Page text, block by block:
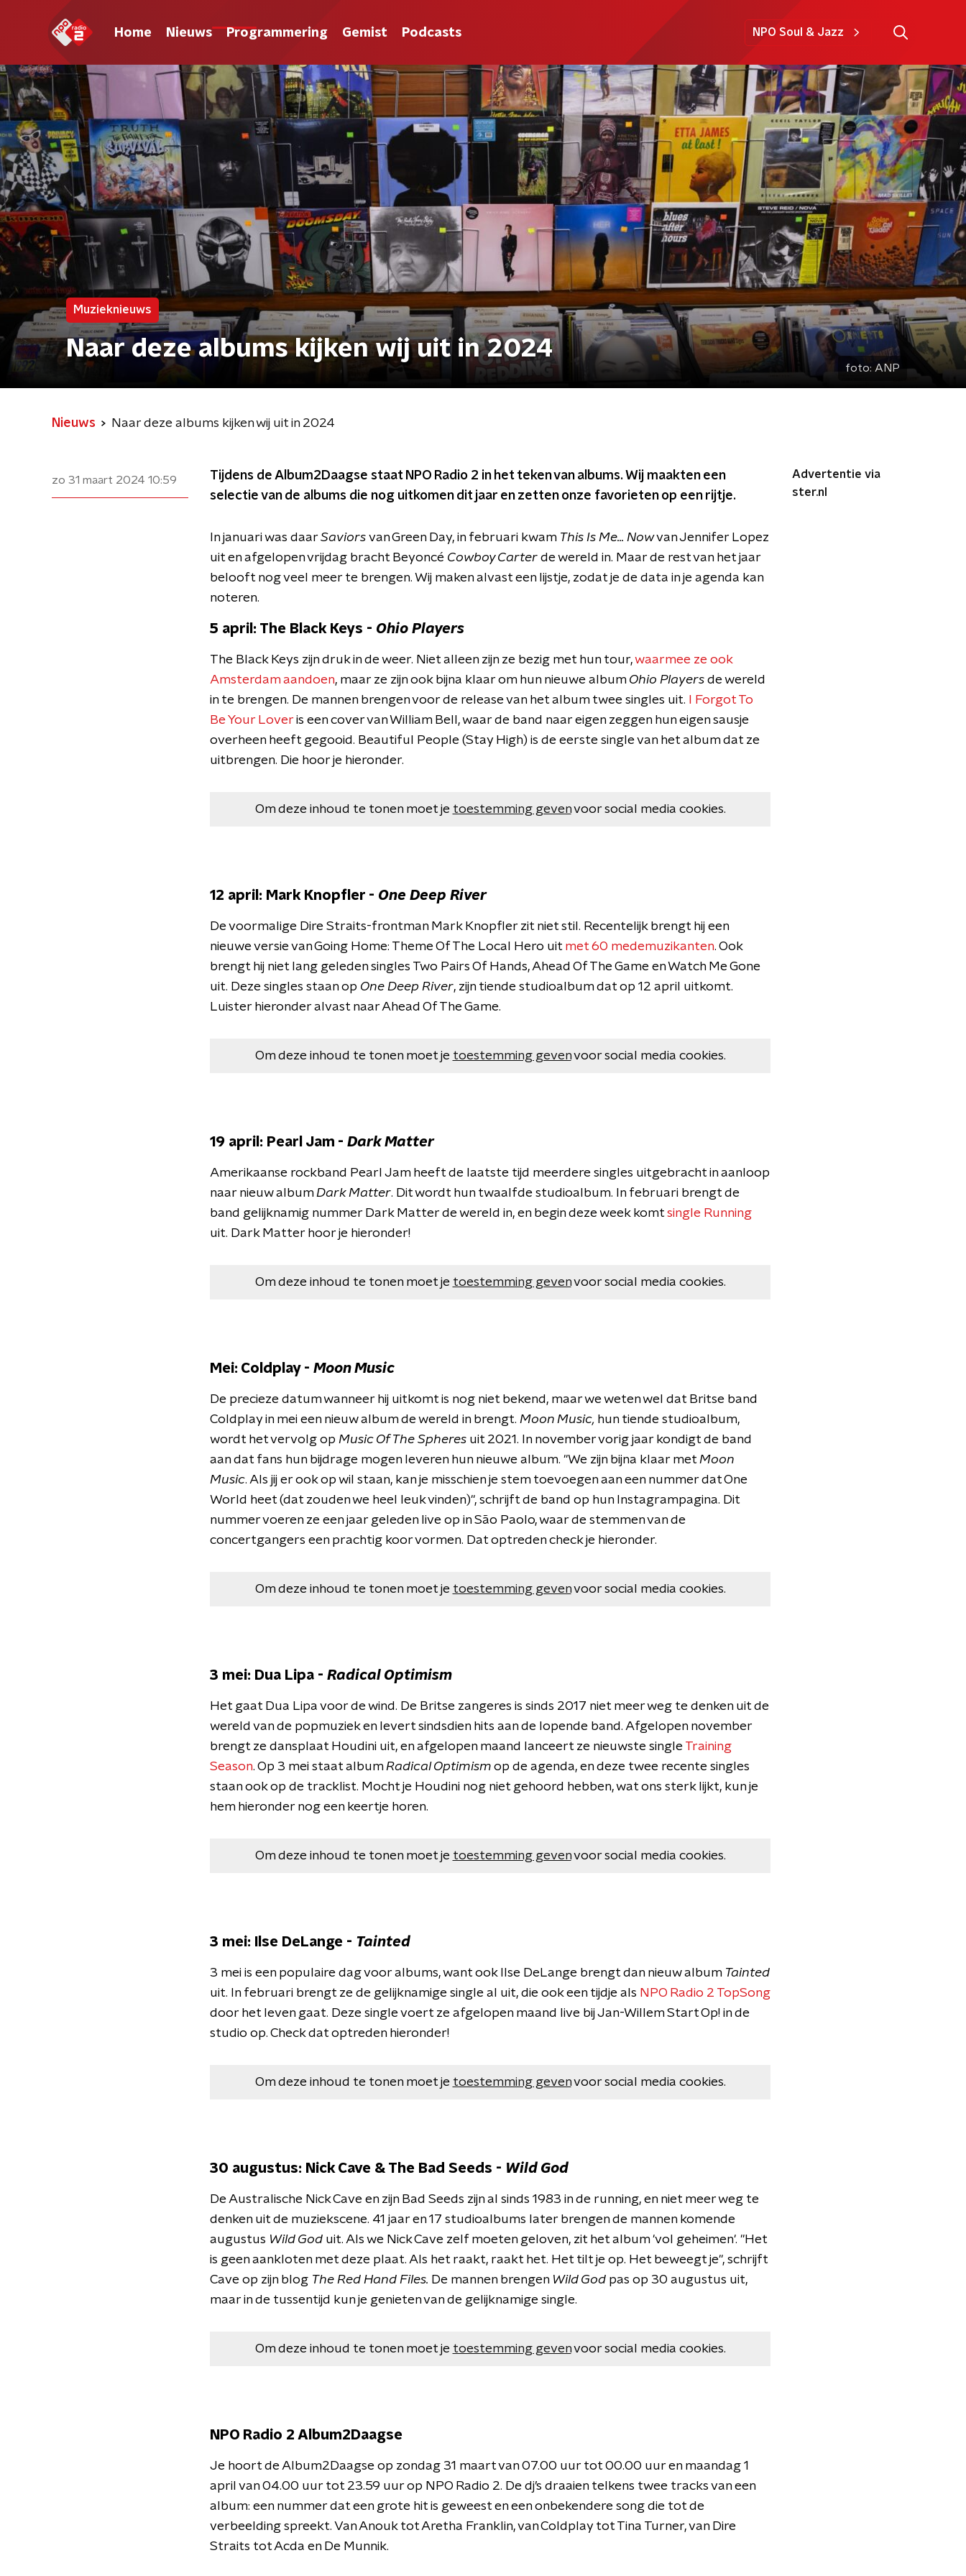
Home Nieuws Programmering Gemist Podcasts NPO Soul & Jazz
Muzieknieuws
Naar deze albums kijken wij uit in 2024
foto: ANP
Nieuws Naar deze albums kijken wij uit in 2024
zo 31 maart 2024 10:59
Tijdens de Album2Daagse staat NPO Radio 2 in het teken van albums. Wij maakten een
selectie van de albums die nog uitkomen dit jaar en zetten onze favorieten op een rijtje.
In januari was daarSaviors van Green Day, in februari kwam This Is Me... Nowvan Jennifer Lopez
uit en afgelopen vrijdag bracht Beyoncé Cowboy Carter de wereld in. Maar de rest van het jaar
belooft nog veel meer te brengen. Wij maken alvast een lijstje, zodat je de data in je agenda kan
noteren.
5 april: The Black Keys - Ohio Players
The Black Keys zijn druk in de weer. Niet alleen zijn ze bezig met hun tour,waarmee ze ook
Amsterdam aandoen, maar ze zijn ook bijna klaar om hun nieuwe album Ohio Players de wereld
in te brengen. De mannen brengen voor de release van het album twee singles uit.
I Forgot To
Be Your Lover is een cover van William Bell, waar de band naar eigen zeggen hun eigen sausje
overheen heeft gegooid. Beautiful People (Stay High) is de eerste single van het album dat ze
uitbrengen. Die hoor je hieronder.
Om deze inhoud te tonen moet je toestemming gevenvoor social media cookies.
12 april: Mark Knopfler - One Deep River
De voormalige Dire Straits-frontman Mark Knopfler zit niet stil. Recentelijk brengt hij een
nieuwe versie van Going Home: Theme Of The Local Hero uit met 60 medemuzikanten. Ook
brengt hij niet lang geleden singles Two Pairs Of Hands, Ahead Of The Game en Watch Me Gone
uit. Deze singles staan op One Deep River, zijn tiende studioalbum dat op 12 april uitkomt.
Luister hieronder alvast naar Ahead Of The Game.
Om deze inhoud te tonen moet je toestemming gevenvoor social media cookies.
19 april: Pearl Jam - Dark Matter
Amerikaanse rockband Pearl Jam heeft de laatste tijd meerdere singles uitgebracht in aanloop
naar nieuw albumDark Matter. Dit wordt hun twaalfde studioalbum. In februari brengt de
band gelijknamig nummer Dark Matter de wereld in, en begin deze week komt single Running
uit. Dark Matter hoor je hieronder!
Om deze inhoud te tonen moet je toestemming gevenvoor social media cookies.
Mei: Coldplay - Moon Music
De precieze datum wanneer hij uitkomt is nog niet bekend, maar we weten wel dat Britse band
Coldplay in mei een nieuw album de wereld in brengt. Moon Music, hun tiende studioalbum,
wordt het vervolg op Music Of The Spheres uit 2021. In november vorig jaar kondigt de band
aan dat fans hun bijdrage mogen leveren hun nieuwe album. "We zijn bijna klaar met Moon
Music. Als jij er ook op wil staan, kan je misschien je stem toevoegen aan een nummer dat One
World heet (dat zouden we heel leuk vinden)", schrijft de band op hun Instagrampagina. Dit
nummer voeren ze een jaar geleden live op in São Paolo, waar de stemmen van de
concertgangers een prachtig koor vormen. Dat optreden check je hieronder.
Om deze inhoud te tonen moet je toestemming gevenvoor social media cookies.
3 mei: Dua Lipa - Radical Optimism
Het gaat Dua Lipa voor de wind. De Britse zangeres is sinds 2017 niet meer weg te denken uit de
wereld van de popmuziek en levert sindsdien hits aan de lopende band. Afgelopen november
brengt ze dansplaat Houdini uit, en afgelopen maand lanceert ze nieuwste single Training
Season. Op 3 mei staat albumRadical Optimism op de agenda, en deze twee recente singles
staan ook op de tracklist. Mocht je Houdini nog niet gehoord hebben, wat ons sterk lijkt, kun je
hem hieronder nog een keertje horen.
Om deze inhoud te tonen moet je toestemming gevenvoor social media cookies.
3 mei: Ilse DeLange - Tainted
3 mei is een populaire dag voor albums, want ook Ilse DeLange brengt dan nieuw album Tainted
uit. In februari brengt ze de gelijknamige single al uit, die ook een tijdje als NPO Radio 2 TopSong
door het leven gaat. Deze single voert ze afgelopen maand live bij Jan-Willem Start Op! in de
studio op. Check dat optreden hieronder!
Om deze inhoud te tonen moet je toestemming gevenvoor social media cookies.
30 augustus: Nick Cave & The Bad Seeds - Wild God
De Australische Nick Cave en zijn Bad Seeds zijn al sinds 1983 in de running, en niet meer weg te
denken uit de muziekscene. 41 jaar en 17 studioalbums later brengen de mannen komende
augustus Wild God uit. Als we Nick Cave zelf moeten geloven, zit het album 'vol geheimen'. "Het
is geen aankloten met deze plaat. Als het raakt, raakt het. Het tilt je op. Het beweegt je", schrijft
Cave op zijn blog The Red Hand Files. De mannen brengen Wild God pas op 30 augustus uit,
maar in de tussentijd kun je genieten van de gelijknamige single.
Om deze inhoud te tonen moet je toestemming gevenvoor social media cookies.
NPO Radio 2 Album2Daagse
Je hoort de Album2Daagse op zondag 31 maart van 07.00 uur tot 00.00 uur en maandag 1
april van 04.00 uur tot 23.59 uur op NPO Radio 2. De dj’s draaien telkens twee tracks van een
album: een nummer dat een grote hit is geweest en een onbekendere song die tot de
verbeelding spreekt. Van Anouk tot Aretha Franklin, van Coldplay tot Tina Turner, van Dire
Straits tot Acda en De Munnik.
Advertentie via
ster.nl